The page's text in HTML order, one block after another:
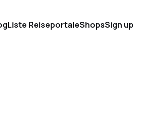
Liste ReiseportaleShopsSign up